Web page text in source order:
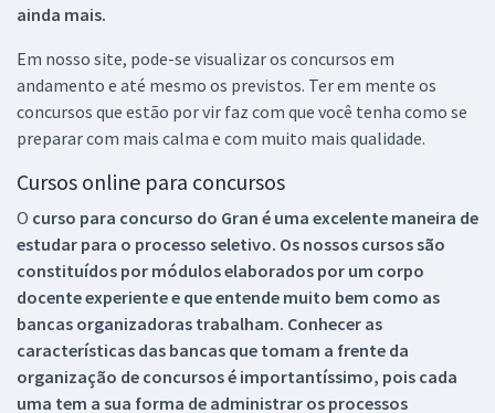
ainda mais.
Em nosso site, pode-se visualizar os concursos em
andamento e até mesmo os previstos. Ter em mente os
concursos que estão por vir faz com que você tenha como se
preparar com mais calma e com muito mais qualidade.
Cursos online para concursos
O curso para concurso do Gran é uma excelente maneira de
estudar para o processo seletivo. Os nossos cursos são
constituídos por módulos elaborados por um corpo
docente experiente e que entende muito bem como as
bancas organizadoras trabalham. Conhecer as
características das bancas que tomam a frente da
organização de concursos é importantíssimo, pois cada
uma tem a sua forma de administrar os processos